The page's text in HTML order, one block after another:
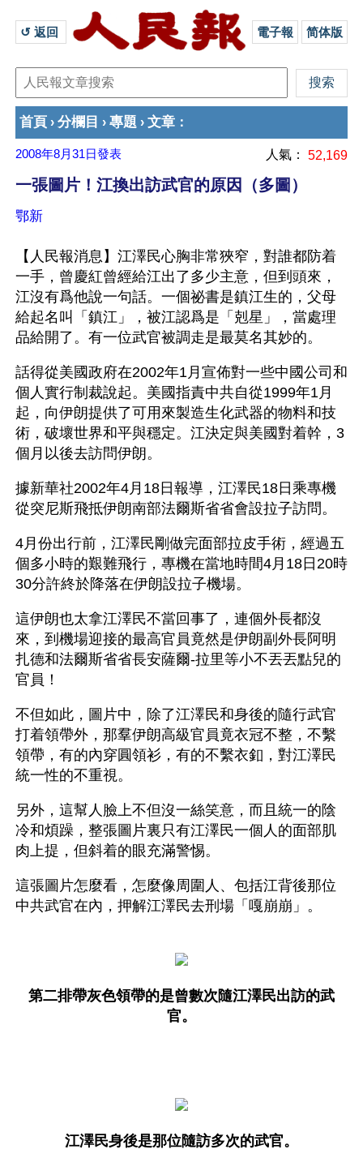
↺ 返回 電子報 简体版
首頁 › 分欄目 › 專題 › 文章 ：
2008年8月31日發表 人氣： 52,169
一張圖片！江換出訪武官的原因（多圖）
鄂新
【人民報消息】江澤民心胸非常狹窄，對誰都防着
一手，曾慶紅曾經給江出了多少主意，但到頭來，
江沒有爲他說一句話。一個祕書是鎮江生的，父母
給起名叫「鎮江」，被江認爲是「剋星」，當處理
品給開了。有一位武官被調走是最莫名其妙的。
話得從美國政府在2002年1月宣佈對一些中國公司和
個人實行制裁說起。美國指責中共自從1999年1月
起，向伊朗提供了可用來製造生化武器的物料和技
術，破壞世界和平與穩定。江決定與美國對着幹，3
個月以後去訪問伊朗。
據新華社2002年4月18日報導，江澤民18日乘專機
從突尼斯飛抵伊朗南部法爾斯省省會設拉子訪問。
4月份出行前，江澤民剛做完面部拉皮手術，經過五
個多小時的艱難飛行，專機在當地時間4月18日20時
30分許終於降落在伊朗設拉子機場。
這伊朗也太拿江澤民不當回事了，連個外長都沒
來，到機場迎接的最高官員竟然是伊朗副外長阿明
扎德和法爾斯省省長安薩爾-拉里等小不丟丟點兒的
官員！
不但如此，圖片中，除了江澤民和身後的隨行武官
打着領帶外，那羣伊朗高級官員竟衣冠不整，不繫
領帶，有的內穿圓領衫，有的不繫衣釦，對江澤民
統一性的不重視。
另外，這幫人臉上不但沒一絲笑意，而且統一的陰
冷和煩躁，整張圖片裏只有江澤民一個人的面部肌
肉上提，但斜着的眼充滿警惕。
這張圖片怎麼看，怎麼像周圍人、包括江背後那位
中共武官在內，押解江澤民去刑場「嘎崩崩」。
第二排帶灰色領帶的是曾數次隨江澤民出訪的武
官。
江澤民身後是那位隨訪多次的武官。